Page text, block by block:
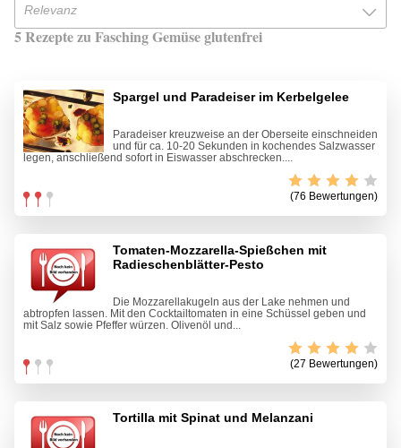
Relevanz
5 Rezepte zu Fasching Gemüse glutenfrei
Spargel und Paradeiser im Kerbelgelee
Paradeiser kreuzweise an der Oberseite einschneiden
und für ca. 10-20 Sekunden in kochendes Salzwasser
legen, anschließend sofort in Eiswasser abschrecken....
(76 Bewertungen)
Tomaten-Mozzarella-Spießchen mit
Radieschenblätter-Pesto
Die Mozzarellakugeln aus der Lake nehmen und
abtropfen lassen. Mit den Cocktailtomaten in eine Schüssel geben und
mit Salz sowie Pfeffer würzen. Olivenöl und...
(27 Bewertungen)
Tortilla mit Spinat und Melanzani